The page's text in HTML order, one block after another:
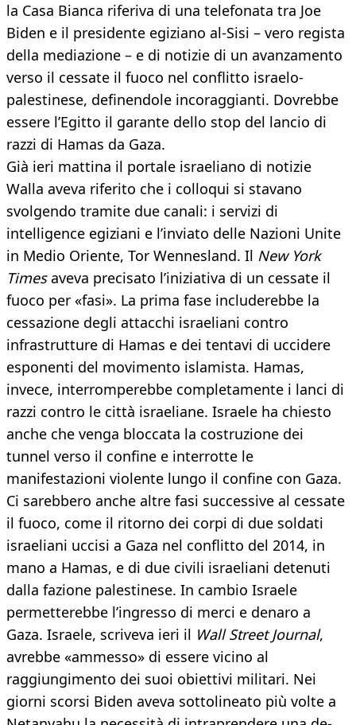
la Casa Bianca riferiva di una telefonata tra Joe
Biden e il presidente egiziano al-Sisi – vero regista
della mediazione – e di notizie di un avanzamento
verso il cessate il fuoco nel conflitto israelo-
palestinese, definendole incoraggianti. Dovrebbe
essere l’Egitto il garante dello stop del lancio di
razzi di Hamas da Gaza.
Già ieri mattina il portale israeliano di notizie
Walla aveva riferito che i colloqui si stavano
svolgendo tramite due canali: i servizi di
intelligence egiziani e l’inviato delle Nazioni Unite
in Medio Oriente, Tor Wennesland. Il New York
Timesaveva precisato l’iniziativa di un cessate il
fuoco per «fasi». La prima fase includerebbe la
cessazione degli attacchi israeliani contro
infrastrutture di Hamas e dei tentavi di uccidere
esponenti del movimento islamista. Hamas,
invece, interromperebbe completamente i lanci di
razzi contro le città israeliane. Israele ha chiesto
anche che venga bloccata la costruzione dei
tunnel verso il confine e interrotte le
manifestazioni violente lungo il confine con Gaza.
Ci sarebbero anche altre fasi successive al cessate
il fuoco, come il ritorno dei corpi di due soldati
israeliani uccisi a Gaza nel conflitto del 2014, in
mano a Hamas, e di due civili israeliani detenuti
dalla fazione palestinese. In cambio Israele
permetterebbe l’ingresso di merci e denaro a
Gaza. Israele, scriveva ieri il Wall Street Journal,
avrebbe «ammesso» di essere vicino al
raggiungimento dei suoi obiettivi militari. Nei
giorni scorsi Biden aveva sottolineato più volte a